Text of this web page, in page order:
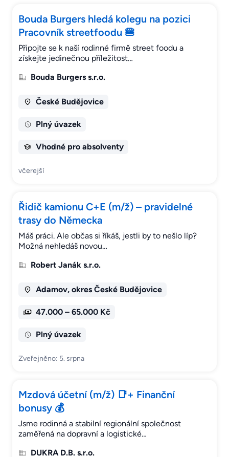
Bouda Burgers hledá kolegu na pozici
Pracovník streetfoodu 🍔
Připojte se k naší rodinné firmě street foodu a
získejte jedinečnou příležitost…
Bouda Burgers s.r.o.
České Budějovice
Plný úvazek
Vhodné pro absolventy
včerejší
Řidič kamionu C+E (m/ž) – pravidelné
trasy do Německa
Máš práci. Ale občas si říkáš, jestli by to nešlo líp?
Možná nehledáš novou…
Robert Janák s.r.o.
Adamov, okres České Budějovice
47.000 – 65.000 Kč
Plný úvazek
Zveřejněno: 5. srpna
Mzdová účetní (m/ž) 📑+ Finanční
bonusy 💰
Jsme rodinná a stabilní regionální společnost
zaměřená na dopravní a logistické…
DUKRA D.B. s.r.o.